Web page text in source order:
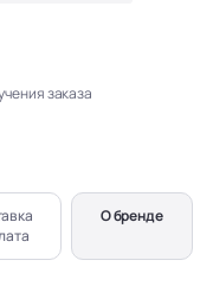
заказа
О бренде